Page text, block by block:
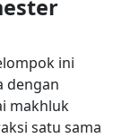
ini
dengan
makhluk
satu sama